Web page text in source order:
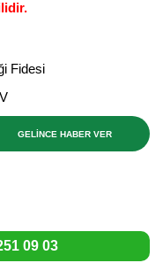
Fidesi
GELİNCE HABER VER
09 03